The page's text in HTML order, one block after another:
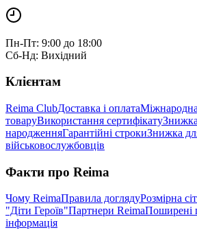
Пн-Пт: 9:00 до 18:00
Сб-Нд: Вихідний
Клієнтам
Reima ClubДоставка і оплата
товаруВикористання сертифікату
народженняГарантійні строкиЗнижка
військовослужбовців
Факти про Reima
Чому ReimaПравила доглядуРозмірна
"Діти Героїв"Партнери ReimaПоширені
інформація